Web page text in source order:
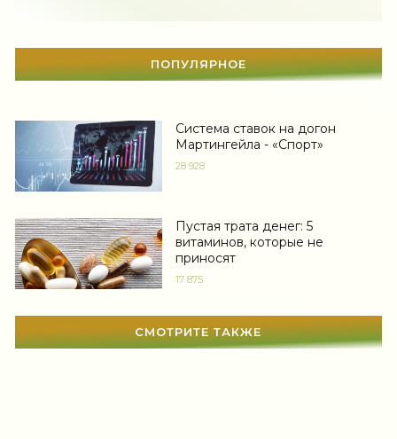
(4)
Мода (1363)
Свадьба
Сонник (3379)
Увлечения
ПОПУЛЯРНОЕ
Система ставок на догон
Мартингейла - «Спорт»
28 928
Пустая трата денег: 5
витаминов, которые не
приносят
17 875
СМОТРИТЕ ТАКЖЕ